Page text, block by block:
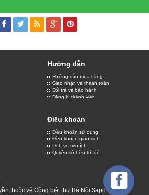
Hướng dẫn
Hướng dẫn mua hàng
Giao nhận và thanh toán
Đổi trả và bảo hành
Đăng kí thành viên
Điều khoản
Điều khoản sử dụng
Điều khoản giao dịch
Dịch vụ tiện ích
Quyền sở hữu trí tuệ
thuộc về Cổng biệt thự Hà Nội Sapo